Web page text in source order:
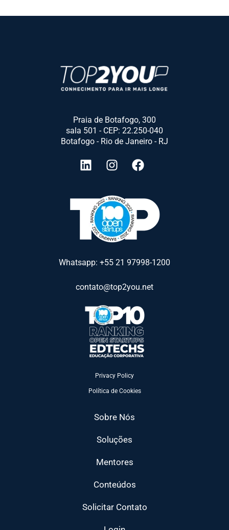
Praia de Botafogo, 300
sala 501 - CEP: 22.250-040
Botafogo - Rio de Janeiro - RJ
Whatsapp: +55 21 97998-1200
contato@top2you.net
Privacy Policy
Política de Cookies
Sobre Nós
Soluções
Mentores
Conteúdos
Solicitar Contato